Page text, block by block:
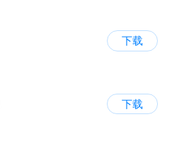
下载
下载